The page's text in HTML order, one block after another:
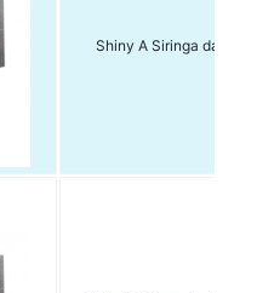
Shiny A Siringa da 2gr